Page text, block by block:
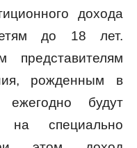
дохода
до 18 лет.
представителям
рожденным в
будут
на специально